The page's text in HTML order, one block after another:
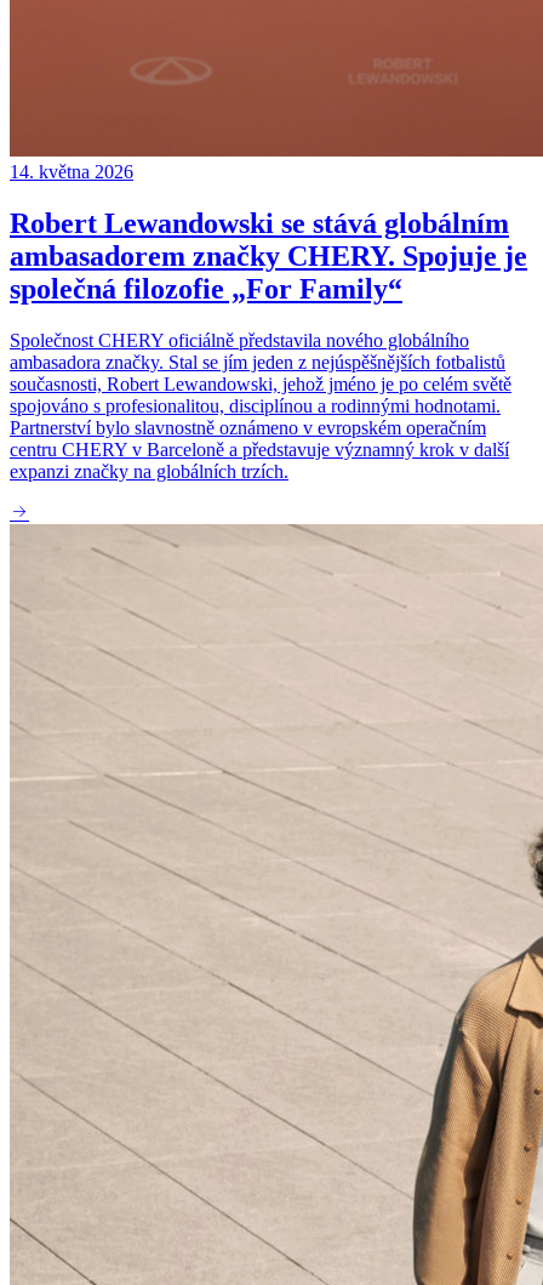
14. května 2026
Robert Lewandowski se stává globálním
ambasadorem značky CHERY. Spojuje je
společná filozofie „For Family“
Společnost CHERY oficiálně představila nového globálního
ambasadora značky. Stal se jím jeden z nejúspěšnějších fotbalistů
současnosti, Robert Lewandowski, jehož jméno je po celém světě
spojováno s profesionalitou, disciplínou a rodinnými hodnotami.
Partnerství bylo slavnostně oznámeno v evropském operačním
centru CHERY v Barceloně a představuje významný krok v další
expanzi značky na globálních trzích.